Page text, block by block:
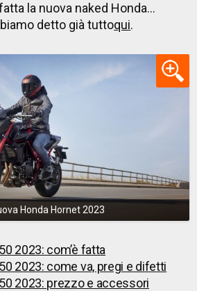
la nuova naked Honda…
detto già tuttoqui.
Honda Hornet 2023
2023: com’è fatta
2023: come va, pregi e difetti
2023: prezzo e accessori